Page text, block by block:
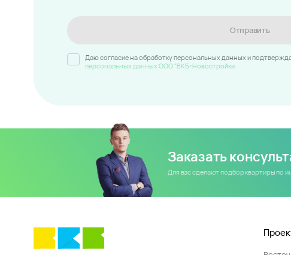
Отправить
Даю согласие на обработку персональных данных и
персональных данных ООО "ВКБ-Новостройки
Заказать
Для вас сделают подбор квартиры по